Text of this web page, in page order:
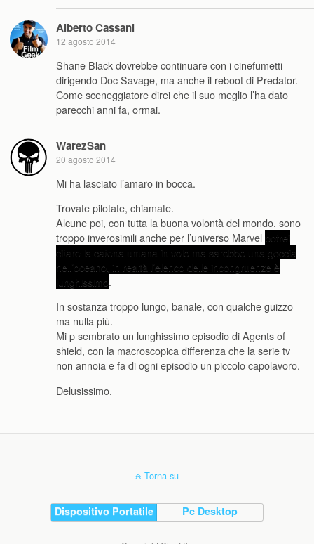
Alberto Cassani
12 agosto 2014
Shane Black dovrebbe continuare con i cinefumetti
dirigendo Doc Savage, ma anche il reboot di Predator.
Come sceneggiatore direi che il suo meglio l’ha dato
parecchi anni fa, ormai.
WarezSan
20 agosto 2014
Mi ha lasciato l’amaro in bocca.
Trovate pilotate, chiamate.
Alcune poi, con tutta la buona volontà del mondo, sono
troppo inverosimili anche per l’universo Marvel potrei
citare la catena umana in volo ma sarebbe una goccia
nell’oceano, in realtà l’elenco delle incongruenze è
lunghissimo.
In sostanza troppo lungo, banale, con qualche guizzo
ma nulla più.
Mi p sembrato un lunghissimo episodio di Agents of
shield, con la macroscopica differenza che la serie tv
non annoia e fa di ogni episodio un piccolo capolavoro.
Delusissimo.
Torna su
Dispositivo Portatile Pc Desktop